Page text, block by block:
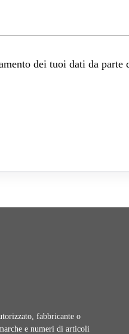
dei tuoi dati da parte
fabbricante o
e numeri di articoli